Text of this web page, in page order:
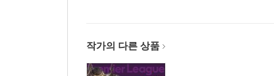
작가의 다른 상품